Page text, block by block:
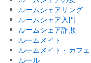
ルームシェアリング
ルームシェア入門
ルームシェア詐欺
ルームメイト
ルームメイト・カフェ
ルール